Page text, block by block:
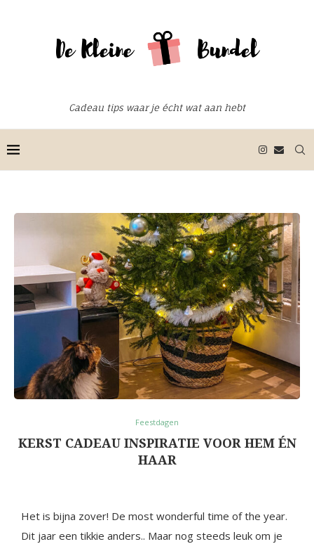
Cadeau tips waar je écht wat aan hebt
Feestdagen
KERST CADEAU INSPIRATIE VOOR HEM ÉN
HAAR
Het is bijna zover! De most wonderful time of the year.
Dit jaar een tikkie anders.. Maar nog steeds leuk om je